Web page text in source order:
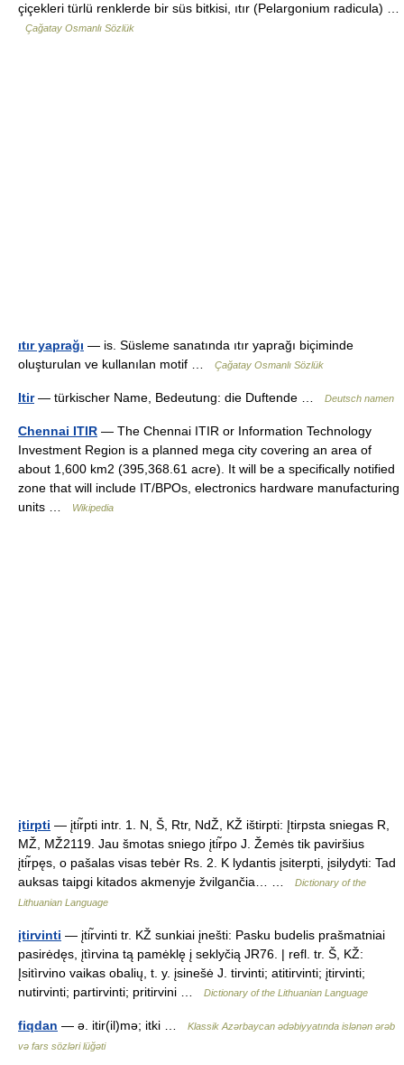
çiçekleri türlü renklerde bir süs bitkisi, ıtır (Pelargonium radicula) …
Çağatay Osmanlı Sözlük
ıtır yaprağı — is. Süsleme sanatında ıtır yaprağı biçiminde
oluşturulan ve kullanılan motif …
Çağatay Osmanlı Sözlük
Itir— türkischer Name, Bedeutung: die Duftende … Deutsch namen
Chennai ITIR — The Chennai ITIR or Information Technology
Investment Region is a planned mega city covering an area of
about 1,600 km2 (395,368.61 acre). It will be a specifically notified
zone that will include IT/BPOs, electronics hardware manufacturing
units …
Wikipedia
įtirpti — įtir̃pti intr. 1. N, Š, Rtr, NdŽ, KŽ ištirpti: Įtirpsta sniegas R,
MŽ, MŽ2119. Jau šmotas sniego įtir̃po J. Žemės tik paviršius
įtir̃pęs, o pašalas visas tebėr Rs. 2. K lydantis įsiterpti, įsilydyti: Tad
auksas taipgi kitados akmenyje žvilgančia… …
Dictionary of the
Lithuanian Language
įtirvinti — įtir̃vinti tr. KŽ sunkiai įnešti: Pasku budelis prašmatniai
pasirėdęs, įtìrvina tą pamėklę į seklyčią JR76. | refl. tr. Š, KŽ:
Įsitìrvino vaikas obalių, t. y. įsinešė J. tirvinti; atitirvinti; įtirvinti;
nutirvinti; partirvinti; pritirvini …
Dictionary of the Lithuanian Language
fiqdan — ə. itir(il)mə; itki …
Klassik Azərbaycan ədəbiyyatında islənən ərəb
və fars sözləri lüğəti